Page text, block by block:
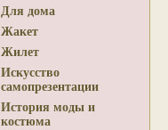
Для дома
Жакет
Жилет
Искусство
самопрезентации
История моды и
костюма